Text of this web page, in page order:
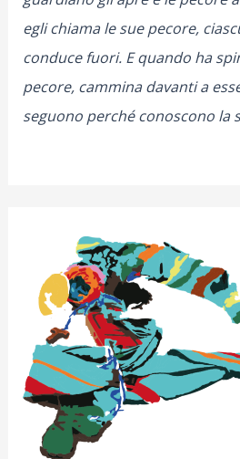
egli chiama le sue pecore,
conduce fuori. E quando ha
pecore, cammina davanti a
seguono perché conoscono la